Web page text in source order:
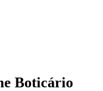
Boticário